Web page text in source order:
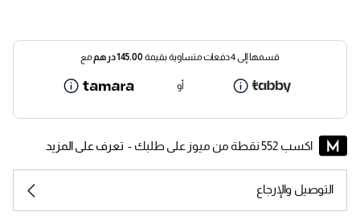
قسمها إلى 4 دفعات متساوية بقيمة 145.00درهممع
أو
اكسب 552 نقطة من ميوز على طلبك - تعرف على المزيد
التوصيل والإرجاع